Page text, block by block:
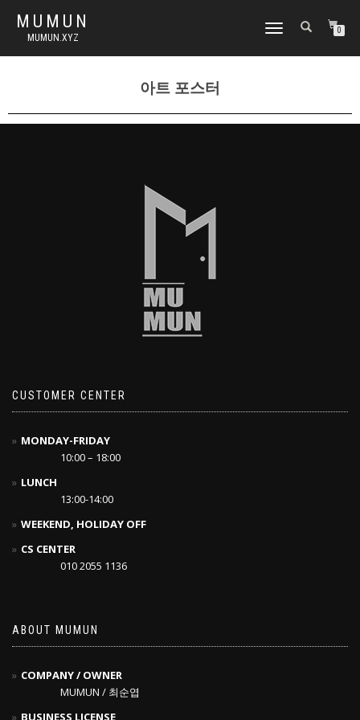
MUMUN
MUMUN.XYZ
토
내
0
아트 포스터
CUSTOMER CENTER
MONDAY-FRIDAY
10:00 – 18:00
LUNCH
13:00-14:00
WEEKEND, HOLIDAY OFF
CS CENTER
010 2055 1136
ABOUT MUMUN
COMPANY / OWNER
MUMUN / 최순엽
BUSINESS LICENSE